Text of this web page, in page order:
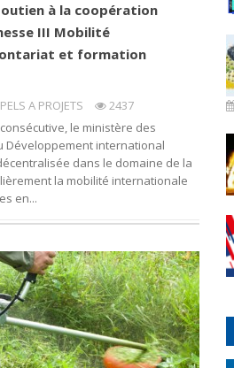
à la coopération
III Mobilité
et formation
A PROJETS
2437
le ministère des
Développement international
dans le domaine de la
la mobilité internationale
en...